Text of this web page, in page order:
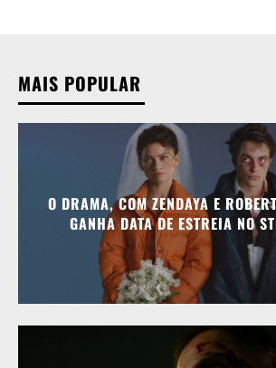
MAIS POPULAR
O DRAMA, COM ZENDAYA E
GANHA DATA DE ESTREIA NO